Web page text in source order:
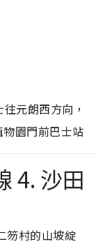
元朗西方向，
園門前巴士站
4. 沙田
笏村的山坡綻